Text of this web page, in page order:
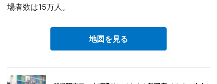
場者数は15万人。
地図を見る